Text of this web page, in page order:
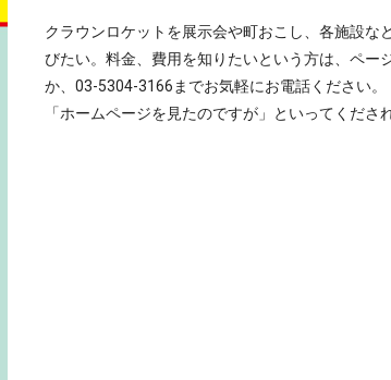
クラウンロケットを展示会や町おこし、各施設
びたい。料金、費用を知りたいという方は、ペー
か、03-5304-3166までお気軽にお電話ください。
「ホームページを見たのですが」といってくださ